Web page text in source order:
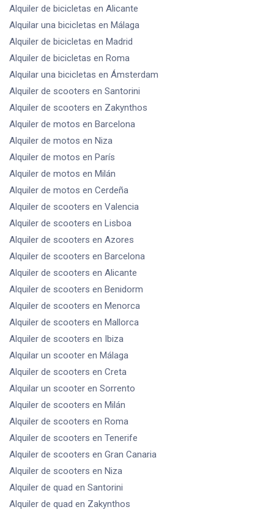
Alquiler de bicicletas en Alicante
Alquilar una bicicletas en Málaga
Alquiler de bicicletas en Madrid
Alquiler de bicicletas en Roma
Alquilar una bicicletas en Ámsterdam
Alquiler de scooters en Santorini
Alquiler de scooters en Zakynthos
Alquiler de motos en Barcelona
Alquiler de motos en Niza
Alquiler de motos en París
Alquiler de motos en Milán
Alquiler de motos en Cerdeña
Alquiler de scooters en Valencia
Alquiler de scooters en Lisboa
Alquiler de scooters en Azores
Alquiler de scooters en Barcelona
Alquiler de scooters en Alicante
Alquiler de scooters en Benidorm
Alquiler de scooters en Menorca
Alquiler de scooters en Mallorca
Alquiler de scooters en Ibiza
Alquilar un scooter en Málaga
Alquiler de scooters en Creta
Alquilar un scooter en Sorrento
Alquiler de scooters en Milán
Alquiler de scooters en Roma
Alquiler de scooters en Tenerife
Alquiler de scooters en Gran Canaria
Alquiler de scooters en Niza
Alquiler de quad en Santorini
Alquiler de quad en Zakynthos